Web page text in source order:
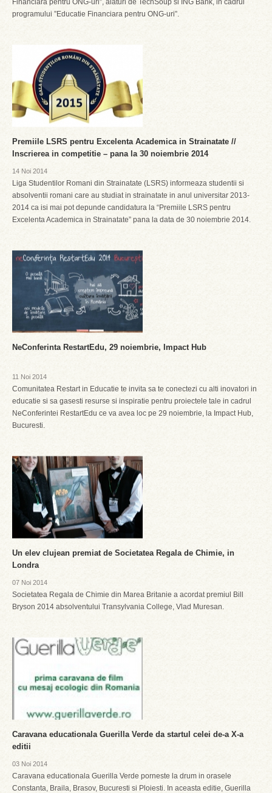
Financiara pentru ONG-uri”, alaturi de TechSoup si ING Bank, in cadrul
programului ”Educatie Financiara pentru ONG-uri”.
Premiile LSRS pentru Excelenta Academica in Strainatate //
Inscrierea in competitie – pana la 30 noiembrie 2014
14 Noi 2014
Liga Studentilor Romani din Strainatate (LSRS) informeaza studentii si
absolventii romani care au studiat in strainatate in anul universitar 2013-
2014 ca isi mai pot depunde candidatura la “Premiile LSRS pentru
Excelenta Academica in Strainatate” pana la data de 30 noiembrie 2014.
NeConferinta RestartEdu, 29 noiembrie, Impact Hub
11 Noi 2014
Comunitatea Restart in Educatie te invita sa te conectezi cu alti inovatori in
educatie si sa gasesti resurse si inspiratie pentru proiectele tale in cadrul
NeConferintei RestartEdu ce va avea loc pe 29 noiembrie, la Impact Hub,
Bucuresti.
Un elev clujean premiat de Societatea Regala de Chimie, in
Londra
07 Noi 2014
Societatea Regala de Chimie din Marea Britanie a acordat premiul Bill
Bryson 2014 absolventului Transylvania College, Vlad Muresan.
Caravana educationala Guerilla Verde da startul celei de-a X-a
editii
03 Noi 2014
Caravana educationala Guerilla Verde porneste la drum in orasele
Constanta, Braila, Brasov, Bucuresti si Ploiesti. In aceasta editie, Guerilla